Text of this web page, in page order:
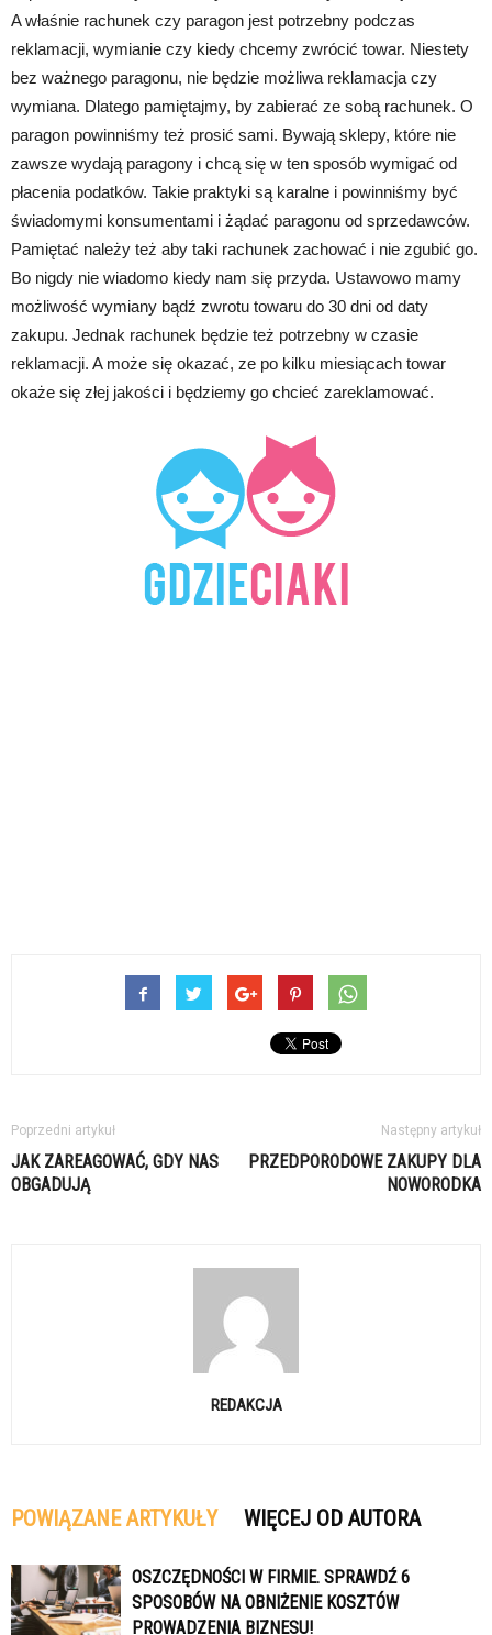
A właśnie rachunek czy paragon jest potrzebny podczas
reklamacji, wymianie czy kiedy chcemy zwrócić towar. Niestety
bez ważnego paragonu, nie będzie możliwa reklamacja czy
wymiana. Dlatego pamiętajmy, by zabierać ze sobą rachunek. O
paragon powinniśmy też prosić sami. Bywają sklepy, które nie
zawsze wydają paragony i chcą się w ten sposób wymigać od
płacenia podatków. Takie praktyki są karalne i powinniśmy być
świadomymi konsumentami i żądać paragonu od sprzedawców.
Pamiętać należy też aby taki rachunek zachować i nie zgubić go.
Bo nigdy nie wiadomo kiedy nam się przyda. Ustawowo mamy
możliwość wymiany bądź zwrotu towaru do 30 dni od daty
zakupu. Jednak rachunek będzie też potrzebny w czasie
reklamacji. A może się okazać, ze po kilku miesiącach towar
okaże się złej jakości i będziemy go chcieć zareklamować.
Poprzedni artykuł
JAK ZAREAGOWAĆ, GDY NAS
OBGADUJĄ
Następny artykuł
PRZEDPORODOWE ZAKUPY DLA
NOWORODKA
REDAKCJA
POWIĄZANE ARTYKUŁY WIĘCEJ OD AUTORA
OSZCZĘDNOŚCI W FIRMIE. SPRAWDŹ 6
SPOSOBÓW NA OBNIŻENIE KOSZTÓW
PROWADZENIA BIZNESU!